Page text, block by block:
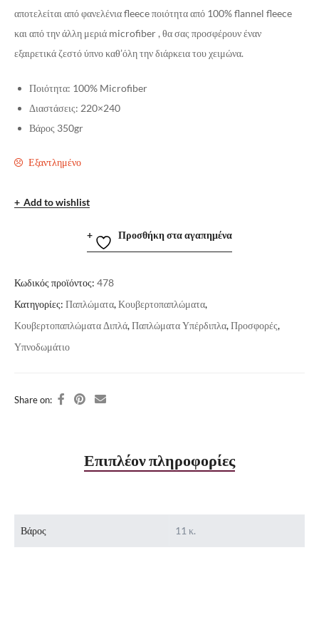
αποτελείται από φανελένια fleece ποιότητα από 100% flannel fleece
και από την άλλη μεριά microfiber , θα σας προσφέρουν έναν
εξαιρετικά ζεστό ύπνο καθ’όλη την διάρκεια του χειμώνα.
Ποιότητα: 100% Microfiber
Διαστάσεις: 220×240
Βάρος 350gr
Εξαντλημένο
Add to wishlist
Προσθήκη στα αγαπημένα
Κωδικός προϊόντος: 478
Κατηγορίες: Παπλώματα,Κουβερτοπαπλώματα,
Κουβερτοπαπλώματα Διπλά,Παπλώματα Υπέρδιπλα,Προσφορές,
Υπνοδωμάτιο
Share on:
Επιπλέον πληροφορίες
Βάρος 11 κ.